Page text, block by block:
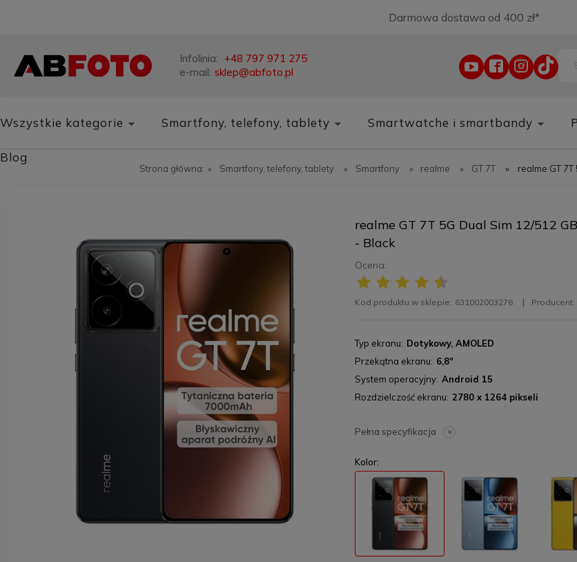
Darmowa dostawa od 400 zł*
Infolinia: +48 797 971 275
e-mail: sklep@abfoto.pl
Wszystkie kategorie Smartfony, telefony, tablety Smartwatche i smartbandy
Blog
Strona główna: » Smartfony, telefony, tablety » Smartfony » realme » GT 7T » realme GT
realme GT 7T 5G Dual Sim 12/512
- Black
Ocena:
Kod produktu w sklepie: 631002003276 Producent:
Typ ekranu
Dotykowy, AMOLED
Przekątna ekranu
6,8"
System operacyjny Android 15
Rozdzielczość ekranu 2780 x 1264 pikseli
Pełna specyfikacja
Kolor: